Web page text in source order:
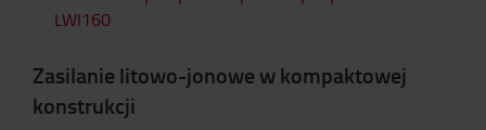
LWI160
Zasilanie litowo-jonowe w kompaktowej
konstrukcji